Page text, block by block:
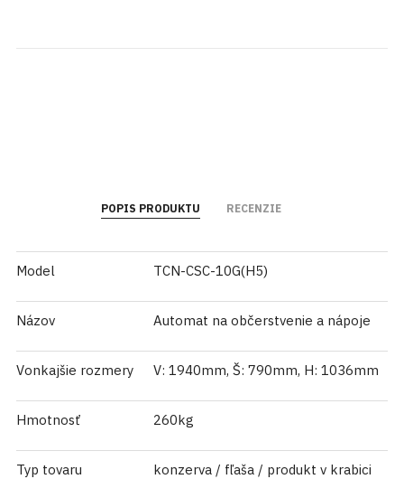
POPIS PRODUKTU RECENZIE
Model TCN-CSC-10G(H5)
Názov Automat na občerstvenie a nápoje
Vonkajšie rozmery V: 1940mm, Š: 790mm, H: 1036mm
Hmotnosť 260kg
Typ tovaru konzerva / fľaša / produkt v krabici